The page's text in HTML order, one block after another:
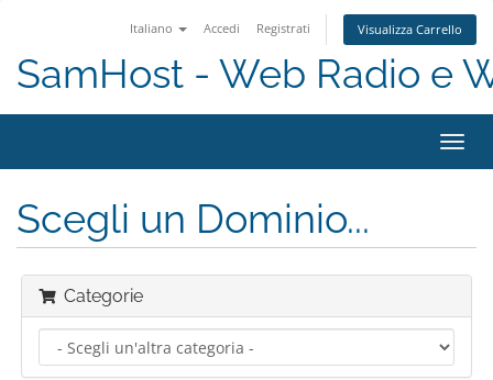
Italiano Accedi Registrati Visualizza Carrello
SamHost - Web Radio e
Attiva
Scegli un Dominio...
Categorie